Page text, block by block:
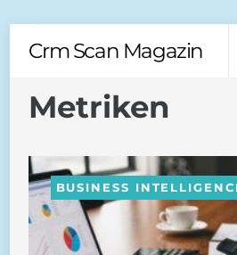
content
Crm Scan Magazin
Metriken
BUSINESS